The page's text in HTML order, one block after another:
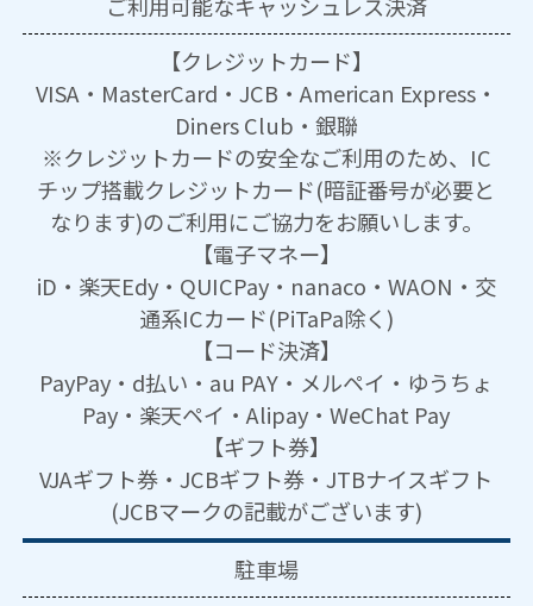
【クレジットカード】
VISA・MasterCard・JCB・American Express・
Diners Club・銀聯
※クレジットカードの安全なご利用のため、IC
チップ搭載クレジットカード(暗証番号が必要と
なります)のご利用にご協力をお願いします。
【電子マネー】
iD・楽天Edy・QUICPay・nanaco・WAON・交
通系ICカード(PiTaPa除く)
【コード決済】
PayPay・d払い・au PAY・メルペイ・ゆうちょ
Pay・楽天ペイ・Alipay・WeChat Pay
【ギフト券】
VJAギフト券・JCBギフト券・JTBナイスギフト
(JCBマークの記載がございます)
駐車場